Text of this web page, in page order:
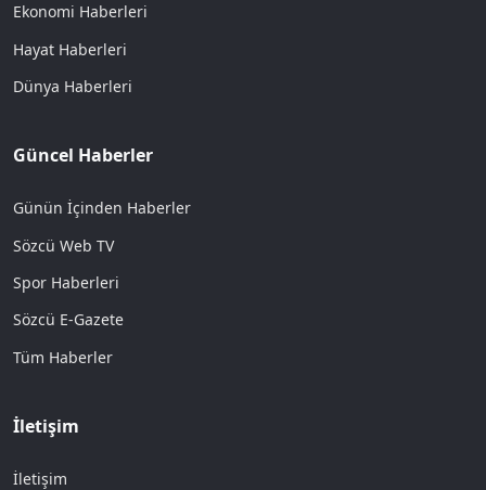
Ekonomi Haberleri
Hayat Haberleri
Dünya Haberleri
Güncel Haberler
Günün İçinden Haberler
Sözcü Web TV
Spor Haberleri
Sözcü E-Gazete
Tüm Haberler
İletişim
İletişim